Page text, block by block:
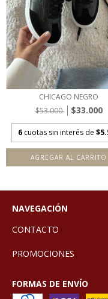
CHICAGO NEGRO
$53.000
$33.000
6 cuotas sin interés de
AGREGAR AL CARRITO
NAVEGACIÓN
CONTACTO
PROMOCIONES
FORMAS DE ENVÍO